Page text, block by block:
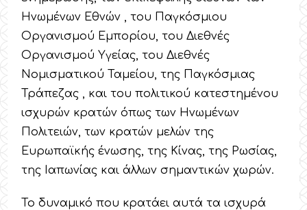
Ηνωμένων Εθνών , του Παγκόσμιου
Οργανισμού Εμπορίου, του Διεθνές
Οργανισμού Υγείας, του Διεθνές
Νομισματικού Ταμείου, της Παγκόσμιας
Τράπεζας , και του πολιτικού κατεστημένου
ισχυρών κρατών όπως των Ηνωμένων
Πολιτειών, των κρατών μελών της
Ευρωπαϊκής ένωσης, της Κίνας, της Ρωσίας,
της Ιαπωνίας και άλλων σημαντικών χωρών.
Το δυναμικό που κρατάει αυτά τα ισχυρά